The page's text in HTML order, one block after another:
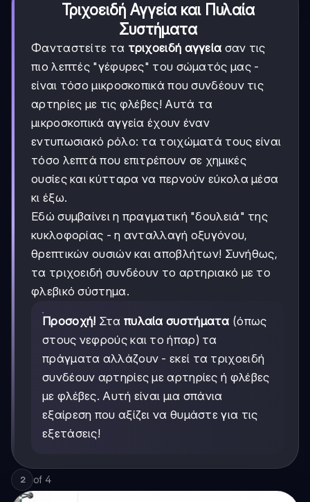
Τριχοειδή Αγγεία και Πυλαία
Συστήματα
Φανταστείτε τα τριχοειδή αγγεία σαν τις
πιο λεπτές "γέφυρες" του σώματός μας -
είναι τόσο μικροσκοπικά που συνδέουν τις
αρτηρίες με τις φλέβες! Αυτά τα
μικροσκοπικά αγγεία έχουν έναν
εντυπωσιακό ρόλο: τα τοιχώματά τους είναι
τόσο λεπτά που επιτρέπουν σε χημικές
ουσίες και κύτταρα να περνούν εύκολα μέσα
κι έξω.
Εδώ συμβαίνει η πραγματική "δουλειά" της
κυκλοφορίας - η ανταλλαγή οξυγόνου,
θρεπτικών ουσιών και αποβλήτων! Συνήθως,
τα τριχοειδή συνδέουν το αρτηριακό με το
φλεβικό σύστημα.
Προσοχή! Στα πυλαία συστήματα (όπως
στους νεφρούς και το ήπαρ) τα
πράγματα αλλάζουν - εκεί τα τριχοειδή
συνδέουν αρτηρίες με αρτηρίες ή φλέβες
με φλέβες. Αυτή είναι μια σπάνια
εξαίρεση που αξίζει να θυμάστε για τις
εξετάσεις!
2 of 4